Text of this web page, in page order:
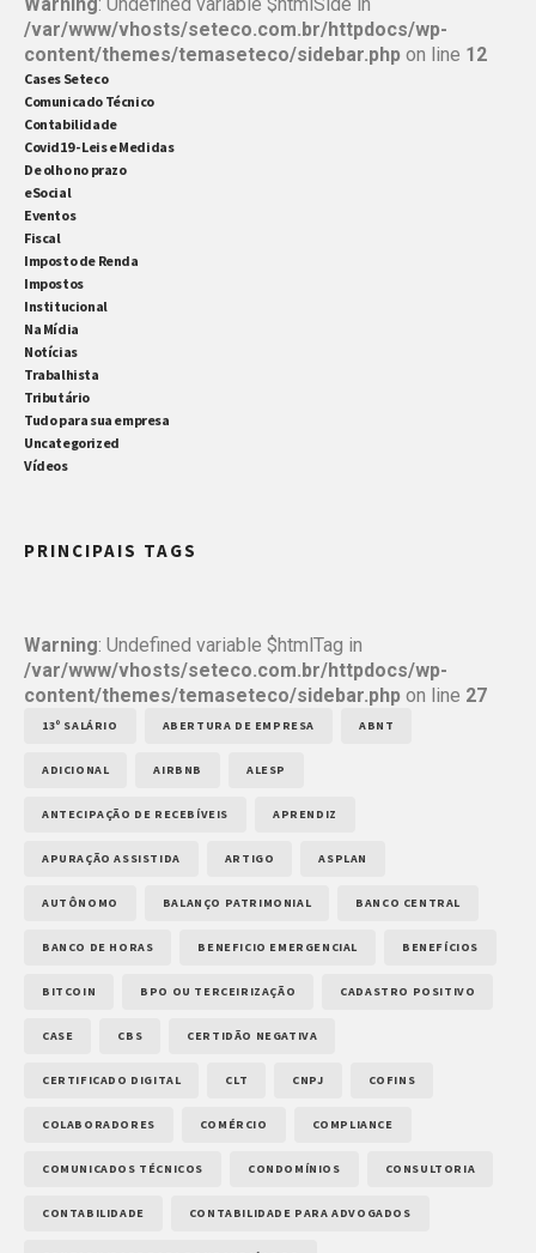
/var/www/vhosts/seteco.com.br/httpdocs/wp-
content/themes/temaseteco/sidebar.php on line 12
Cases Seteco
Comunicado Técnico
Contabilidade
Covid19 - Leis e Medidas
De olho no prazo
eSocial
Eventos
Fiscal
Imposto de Renda
Impostos
Institucional
Na Mídia
Notícias
Trabalhista
Tributário
Tudo para sua empresa
Uncategorized
Vídeos
PRINCIPAIS TAGS
Warning: Undefined variable $htmlTag in
/var/www/vhosts/seteco.com.br/httpdocs/wp-
content/themes/temaseteco/sidebar.php on line 27
13º SALÁRIO ABERTURA DE EMPRESA ABNT
ADICIONAL AIRBNB ALESP
ANTECIPAÇÃO DE RECEBÍVEIS APRENDIZ
APURAÇÃO ASSISTIDA ARTIGO ASPLAN
AUTÔNOMO BALANÇO PATRIMONIAL BANCO CENTRAL
BANCO DE HORAS BENEFICIO EMERGENCIAL BENEFÍCIOS
BITCOIN BPO OU TERCEIRIZAÇÃO CADASTRO POSITIVO
CASE CBS CERTIDÃO NEGATIVA
CERTIFICADO DIGITAL CLT CNPJ COFINS
COLABORADORES COMÉRCIO COMPLIANCE
COMUNICADOS TÉCNICOS CONDOMÍNIOS CONSULTORIA
CONTABILIDADE CONTABILIDADE PARA ADVOGADOS